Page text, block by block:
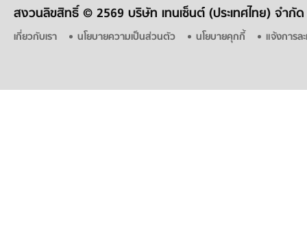
สงวนลิขสิทธิ์ © 2569 บริษัท เทนเซ็นต์ (ประเทศไทย) จำกัด
เกี่ยวกับเรา นโยบายความเป็นส่วนตัว นโยบายคุกกี้ แจ้งการล